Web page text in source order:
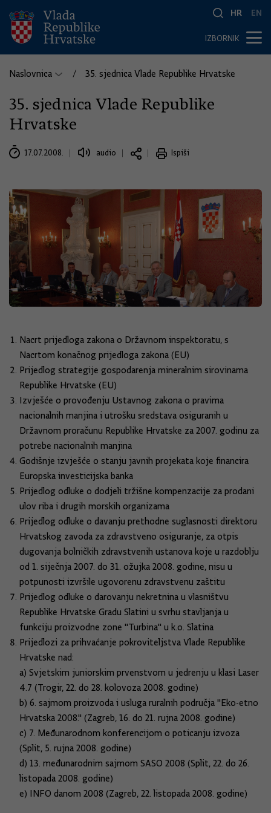
HR EN
IZBORNIK
Naslovnica 35. sjednica Vlade Republike Hrvatske
35. sjednica Vlade Republike
Hrvatske
17.07.2008. audio Ispiši
Nacrt prijedloga zakona o Državnom inspektoratu, s
Nacrtom konačnog prijedloga zakona (EU)
Prijedlog strategije gospodarenja mineralnim sirovinama
Republike Hrvatske (EU)
Izvješće o provođenju Ustavnog zakona o pravima
nacionalnih manjina i utrošku sredstava osiguranih u
Državnom proračunu Republike Hrvatske za 2007. godinu za
potrebe nacionalnih manjina
Godišnje izvješće o stanju javnih projekata koje financira
Europska investicijska banka
Prijedlog odluke o dodjeli tržišne kompenzacije za prodani
ulov riba i drugih morskih organizama
Prijedlog odluke o davanju prethodne suglasnosti direktoru
Hrvatskog zavoda za zdravstveno osiguranje, za otpis
dugovanja bolničkih zdravstvenih ustanova koje u razdoblju
od 1. siječnja 2007. do 31. ožujka 2008. godine, nisu u
potpunosti izvršile ugovorenu zdravstvenu zaštitu
Prijedlog odluke o darovanju nekretnina u vlasništvu
Republike Hrvatske Gradu Slatini u svrhu stavljanja u
funkciju proizvodne zone "Turbina" u k.o. Slatina
Prijedlozi za prihvaćanje pokroviteljstva Vlade Republike
Hrvatske nad:
a) Svjetskim juniorskim prvenstvom u jedrenju u klasi Laser
4.7 (Trogir, 22. do 28. kolovoza 2008. godine)
b) 6. sajmom proizvoda i usluga ruralnih područja "Eko-etno
Hrvatska 2008." (Zagreb, 16. do 21. rujna 2008. godine)
c) 7. Međunarodnom konferencijom o poticanju izvoza
(Split, 5. rujna 2008. godine)
d) 13. međunarodnim sajmom SASO 2008 (Split, 22. do 26.
listopada 2008. godine)
e) INFO danom 2008 (Zagreb, 22. listopada 2008. godine)